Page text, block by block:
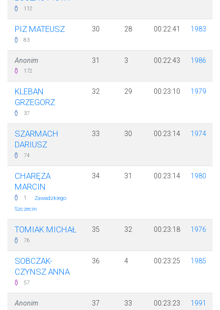
112
PIZ MATEUSZ
83
30 28 00:22:41 1983
Anonim
172
31 3 00:22:43 1986
KLEBAN
GRZEGORZ
37
32 29 00:23:10 1979
SZARMACH
DARIUSZ
74
33 30 00:23:14 1974
CHARĘZA
MARCIN
1 · Zawadzkiego
Szczecin
34 31 00:23:14 1980
TOMIAK MICHAŁ
76
35 32 00:23:18 1976
SOBCZAK-
CZYNSZ ANNA
57
36 4 00:23:25 1985
Anonim 37 33 00:23:23 1991